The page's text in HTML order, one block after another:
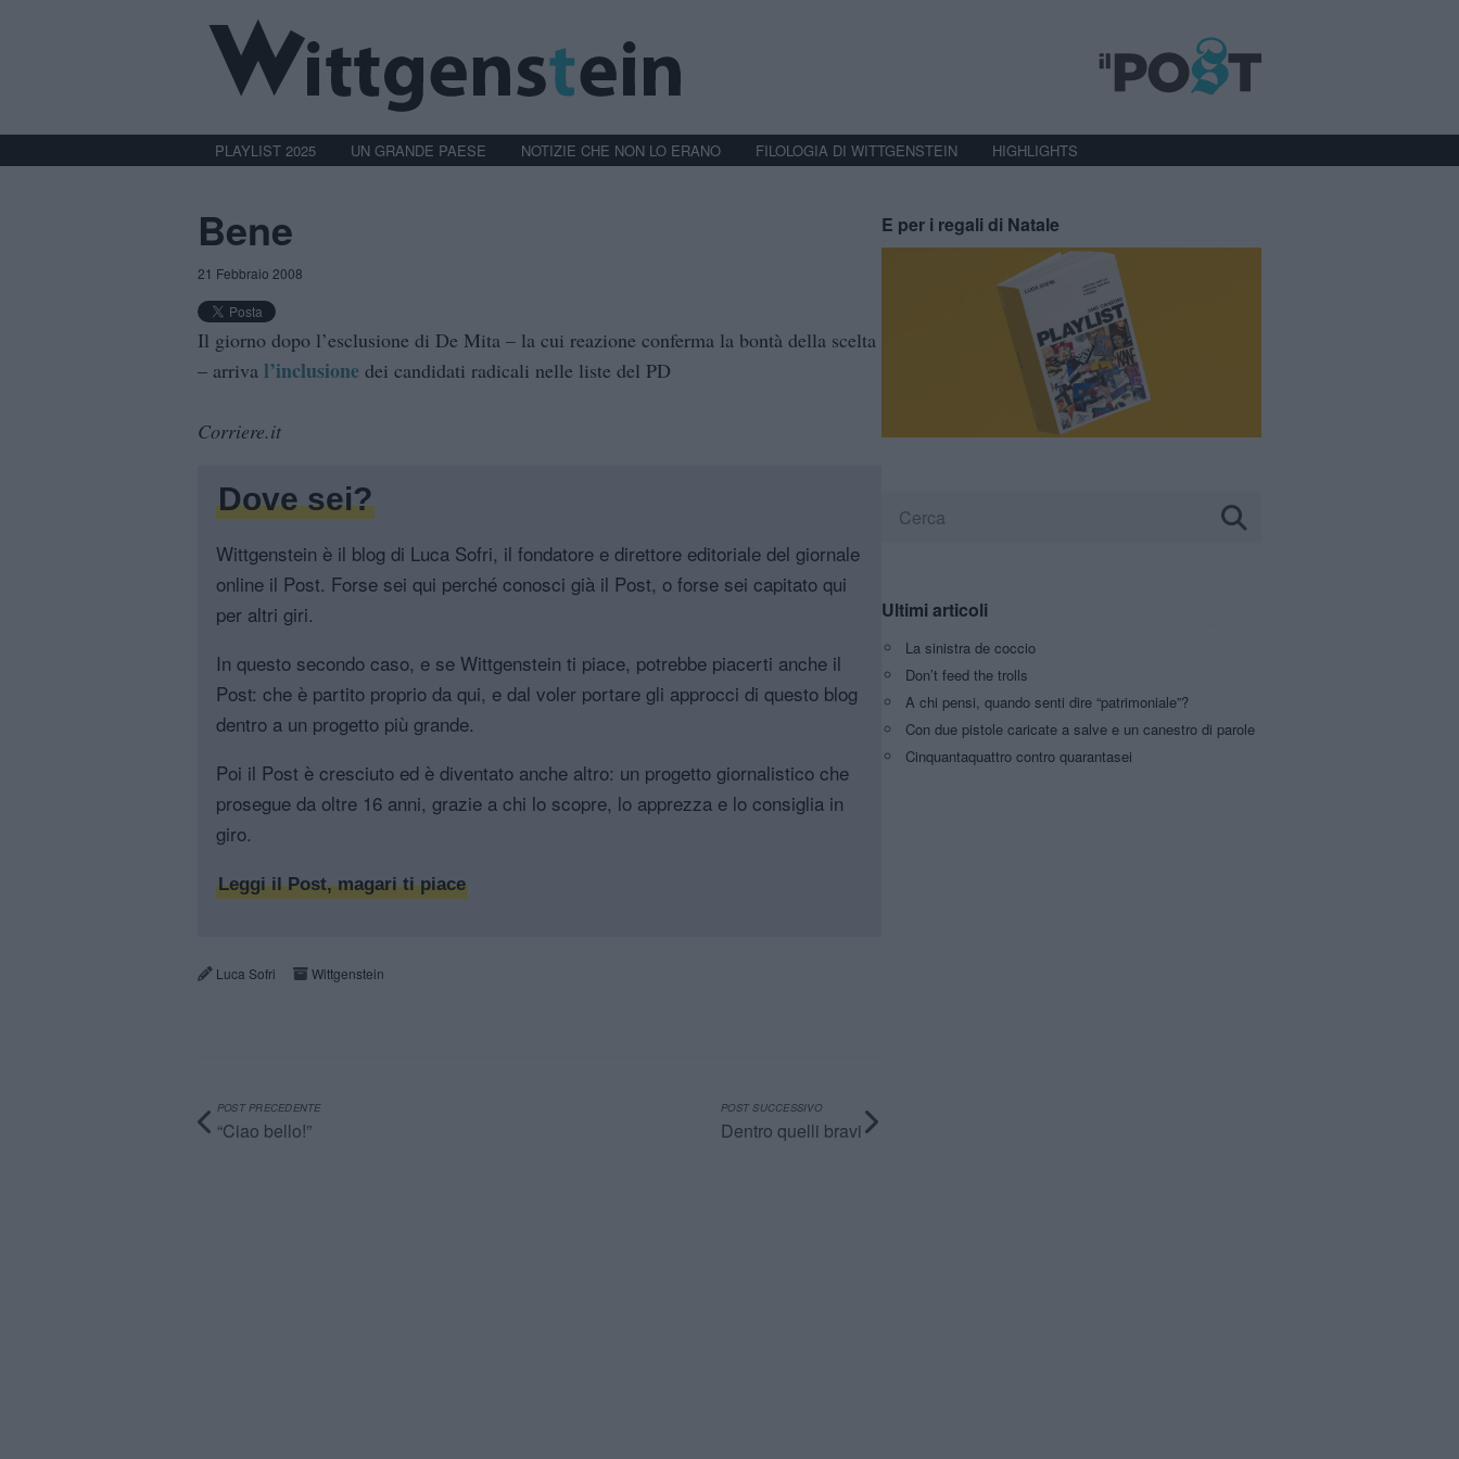
PLAYLIST 2025 UN GRANDE PAESE NOTIZIE CHE NON LO ERANO FILOLOGIA DI WITTGENSTEIN HIGHLIGHTS
Bene
21 Febbraio 2008
Il giorno dopo l’esclusione di De Mita – la cui reazione conferma la bontà della scelta
– arriva l’inclusione dei candidati radicali nelle liste del PD
Corriere.it
Dove sei?
Wittgenstein è il blog di Luca Sofri, il fondatore e direttore editoriale del giornale
online il Post. Forse sei qui perché conosci già il Post, o forse sei capitato qui
per altri giri.
In questo secondo caso, e se Wittgenstein ti piace, potrebbe piacerti anche il
Post: che è partito proprio da qui, e dal voler portare gli approcci di questo blog
dentro a un progetto più grande.
Poi il Post è cresciuto ed è diventato anche altro: un progetto giornalistico che
prosegue da oltre 16 anni, grazie a chi lo scopre, lo apprezza e lo consiglia in
giro.
Leggi il Post, magari ti piace
Luca Sofri Wittgenstein
POST PRECEDENTE
“Ciao bello!”
POST SUCCESSIVO
Dentro quelli bravi
E per i regali di Natale
Ultimi articoli
La sinistra de coccio
Don’t feed the trolls
A chi pensi, quando senti dire “patrimoniale”?
Con due pistole caricate a salve e un canestro di parole
Cinquantaquattro contro quarantasei